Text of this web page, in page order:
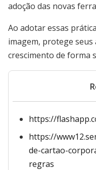
adoção das novas
Ao adotar essas
imagem, protege
crescimento de forma
https://
https://
de-cartao-
regras